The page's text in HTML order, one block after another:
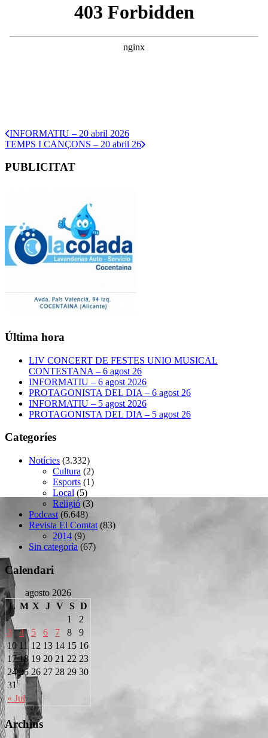
INFORMATIU – 20 abril 2026
TEMPS I CANÇONS – 20 abril 26
PUBLICITAT
Última hora
LIV CONCERT DE FESTES UNIO MUSICAL
CONTESTANA – 6 agost 26
INFORMATIU – 6 agost 2026
PROTAGONISTA DEL DIA – 6 agost 26
INFORMATIU – 5 agost 2026
PROTAGONISTA DEL DIA – 5 agost 26
Categoríes
Notícies (3.332)
Cultura (2)
Esports (1)
Local (5)
Religió (3)
Podcast (6.648)
Revista El Comtat (83)
2014 (9)
Sin categoría (67)
Calendari
agosto 2026
L M X J V S D
« Jul
1
2
3
4 5 6 7 8
9
10 11 12 13 14 15 16
17 18 19 20 21 22 23
24 25 26 27 28 29 30
31
Archius